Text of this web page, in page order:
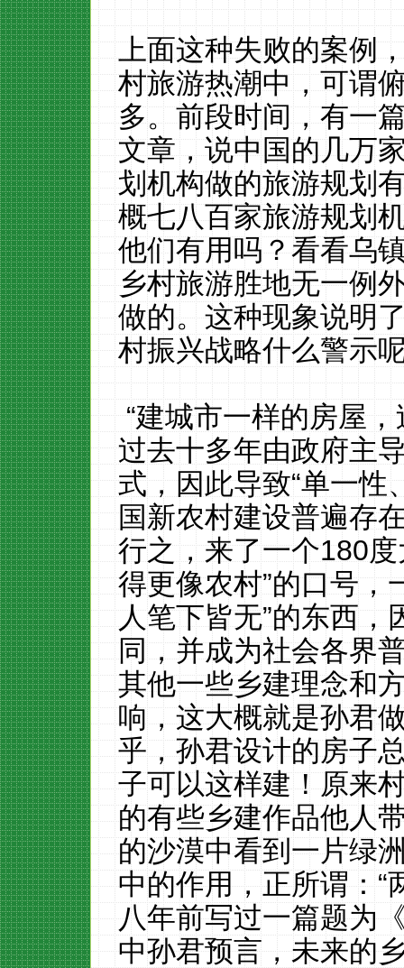
上面这种失败的案例
村旅游热潮中，可谓
多。前段时间，有一
文章，说中国的几万
划机构做的旅游规划
概七八百家旅游规划
他们有用吗？看看乌
乡村旅游胜地无一例
做的。这种现象说明
村振兴战略什么警示
“建城市一样的房屋
过去十多年由政府主
式，因此导致“单一性
国新农村建设普遍存
行之，来了一个180度
得更像农村”的口号，
人笔下皆无”的东西，
同，并成为社会各界
其他一些乡建理念和
响，这大概就是孙君
乎，孙君设计的房子
子可以这样建！原来
的有些乡建作品他人
的沙漠中看到一片绿
中的作用，正所谓：“
八年前写过一篇题为
中孙君预言，未来的